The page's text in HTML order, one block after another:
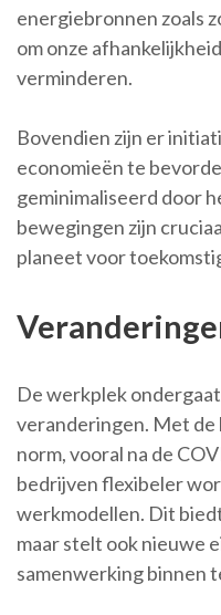
energiebronnen zoals
om onze
verminderen.
Bovendien zijn er
economieën te
geminimaliseerd door
bewegingen zijn
planeet voor
De werkplek
veranderingen. Met de
norm, vooral na de
bedrijven flexibeler
werkmodellen. Dit
maar stelt ook nieuwe
samenwerking binnen